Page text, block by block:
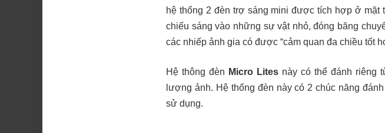
hệ thống 2 đèn trợ sáng mini được tích hợp ở
chiếu sáng vào những sự vật nhỏ, đóng băng
các nhiếp ảnh gia có được “cảm quan đa chiều tốt
Hệ thông đèn Micro Lites này có thể đánh riêng
lượng ảnh. Hệ thống đèn này có 2 chúc năng
sử dụng.